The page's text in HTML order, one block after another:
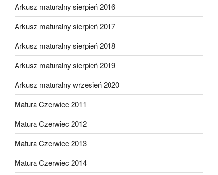
Arkusz maturalny sierpień 2016
Arkusz maturalny sierpień 2017
Arkusz maturalny sierpień 2018
Arkusz maturalny sierpień 2019
Arkusz maturalny wrzesień 2020
Matura Czerwiec 2011
Matura Czerwiec 2012
Matura Czerwiec 2013
Matura Czerwiec 2014